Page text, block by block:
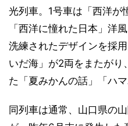
光列車。1号車は「西洋が
「西洋に憧れた日本」洋
洗練されたデザインを採
いだ海」が2両をまたがり
た「夏みかんの話」「ハ
同列車は通常、山口県の